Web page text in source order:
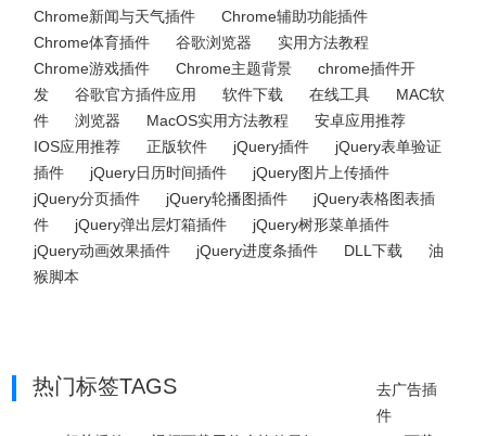
Chrome新闻与天气插件
Chrome辅助功能插件
Chrome体育插件
谷歌浏览器
实用方法教程
Chrome游戏插件
Chrome主题背景
chrome插件开
发
谷歌官方插件应用 软件下载 在线工具
MAC软
件
浏览器 MacOS实用方法教程
安卓应用推荐
IOS应用推荐
正版软件 jQuery插件
jQuery表单验证
插件
jQuery日历时间插件
jQuery图片上传插件
jQuery分页插件
jQuery轮播图插件
jQuery表格图表插
件
jQuery弹出层灯箱插件
jQuery树形菜单插件
jQuery动画效果插件
jQuery进度条插件 DLL下载
油
猴脚本
热门标签TAGS
去广告插
件